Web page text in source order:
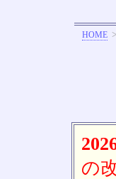
HOME
の